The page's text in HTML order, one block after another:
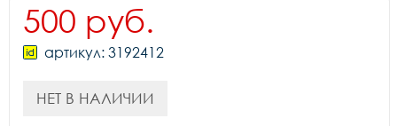
500 руб.
артикул: 3192412
НЕТ В НАЛИЧИИ